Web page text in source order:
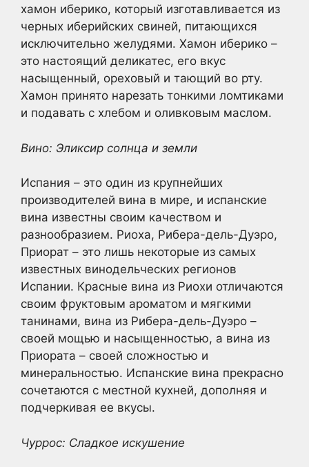
хамон иберико, который изготавливается из
черных иберийских свиней, питающихся
исключительно желудями. Хамон иберико –
это настоящий деликатес, его вкус
насыщенный, ореховый и тающий во рту.
Хамон принято нарезать тонкими ломтиками
и подавать с хлебом и оливковым маслом.
Вино: Эликсир солнца и земли
Испания – это один из крупнейших
производителей вина в мире, и испанские
вина известны своим качеством и
разнообразием. Риоха, Рибера-дель-Дуэро,
Приорат – это лишь некоторые из самых
известных винодельческих регионов
Испании. Красные вина из Риохи отличаются
своим фруктовым ароматом и мягкими
танинами, вина из Рибера-дель-Дуэро –
своей мощью и насыщенностью, а вина из
Приората – своей сложностью и
минеральностью. Испанские вина прекрасно
сочетаются с местной кухней, дополняя и
подчеркивая ее вкусы.
Чуррос: Сладкое искушение